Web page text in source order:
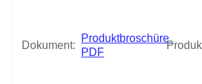
Dokument:
Produktbroschüre
PDF